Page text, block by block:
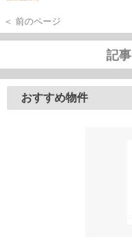
＜ 前のページ
記
おすすめ物件